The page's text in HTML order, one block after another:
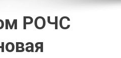
РОЧС